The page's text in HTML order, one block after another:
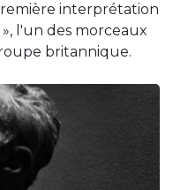
interprétation
l'un des morceaux
britannique.